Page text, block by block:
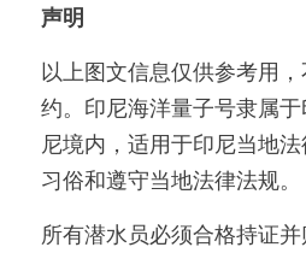
声明
以上图文信息仅供参考用
约。印尼海洋量子号隶属
尼境内，适用于印尼当地
习俗和遵守当地法律法规。
所有潜水员必须合格持证并